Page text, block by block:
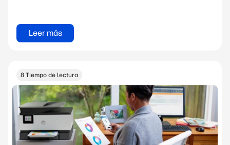
Leer más
8 Tiempo de lectura